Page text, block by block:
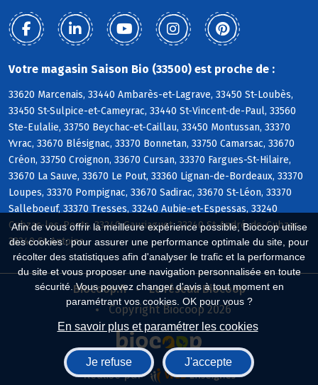
Afin de vous offrir la meilleure expérience possible, Biocoop utilise
des cookies : pour assurer une performance optimale du site, pour
récolter des statistiques afin d'analyser le trafic et la performance
du site et vous proposer une navigation personnalisée en toute
sécurité. Vous pouvez changer d'avis à tout moment en
paramétrant vos cookies. OK pour vous ?
En savoir plus et paramétrer les cookies
Je refuse J'accepte
Votre magasin Saison Bio (33500) est proche de :
33620 Marcenais, 33440 Ambarès-et-Lagrave, 33450 St-Loubès,
33450 St-Sulpice-et-Cameyrac, 33440 St-Vincent-de-Paul, 33560
Ste-Eulalie, 33750 Beychac-et-Caillau, 33450 Montussan, 33370
Yvrac, 33670 Blésignac, 33370 Bonnetan, 33750 Camarsac, 33670
Créon, 33750 Croignon, 33670 Cursan, 33370 Fargues-St-Hilaire,
33670 La Sauve, 33670 Le Pout, 33360 Lignan-de-Bordeaux, 33370
Loupes, 33370 Pompignac, 33670 Sadirac, 33670 St-Léon, 33370
Salleboeuf, 33370 Tresses, 33240 Aubie-et-Espessas, 33240
Cubzac-les-Ponts, 33240 Gauriaguet, 33240 St-André-de-Cubzac,
33240 St-Antoine
Biocoop.fr
Le réseau Biocoop
Copyright Biocoop 2026
Réalisé par